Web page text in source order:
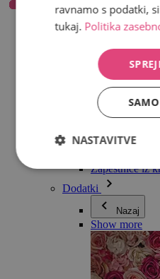
Vse v
Uhani
Zapestnice
Ogrlice
Kolekcija
Nakit za pare
Zapestnice iz
Dodatki
Nazaj
Show more
ravnamo s podatki,
tukaj. Politika
NASTAVITVE